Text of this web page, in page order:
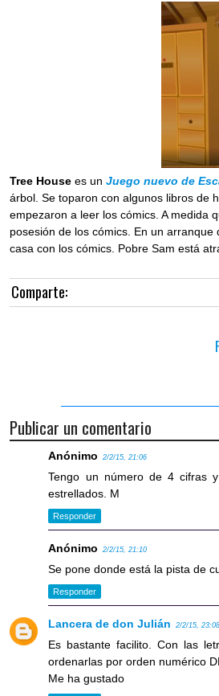
Tree House es unJuego nuevo de
árbol. Se toparon con algunos libros de
empezaron a leer los cómics. A medida
posesión de los cómics. En un
casa con los cómics. Pobre Sam está
Comparte:
Publicar un comentario
Anónimo 2/2/15, 21:06
Tengo un número de 4 cifras
estrellados. M
Responder
Anónimo 2/2/15, 21:10
Se pone donde está la pista de
Responder
Lancera de don Julián 2/2/15, 23:08
Es bastante facilito. Con las
ordenarlas por orden numérico
Me ha gustado